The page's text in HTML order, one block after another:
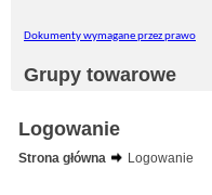
Dokumenty wymagane przez prawo
Grupy towarowe
Logowanie
Strona główna
Logowanie